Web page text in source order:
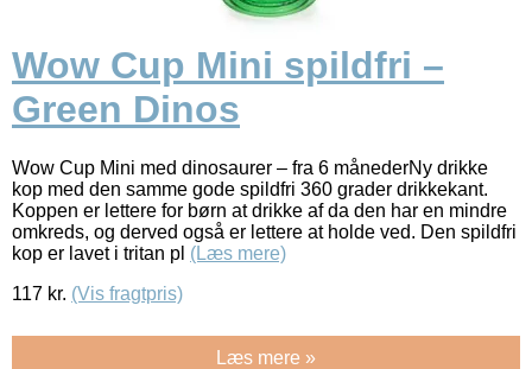
Wow Cup Mini spildfri –
Green Dinos
Wow Cup Mini med dinosaurer – fra 6 månederNy drikke
kop med den samme gode spildfri 360 grader drikkekant.
Koppen er lettere for børn at drikke af da den har en mindre
omkreds, og derved også er lettere at holde ved. Den spildfri
kop er lavet i tritan pl (Læs mere)
117 kr. (Vis fragtpris)
Læs mere »